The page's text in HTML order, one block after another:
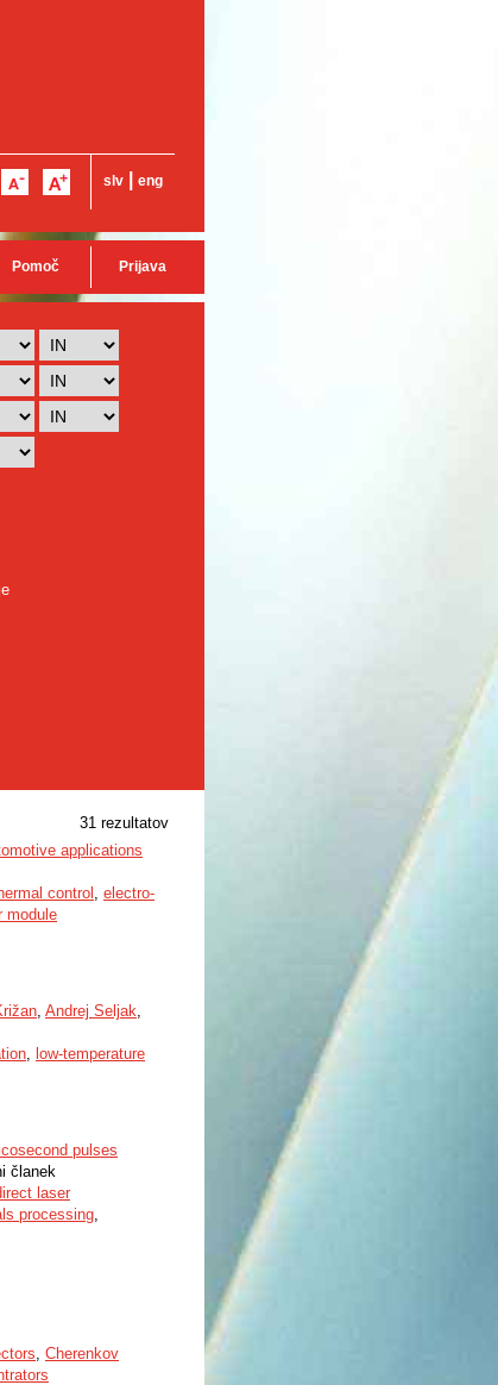
slv eng
Pomoč Prijava
31 rezultatov
applications
control , electro-
module
, Andrej Seljak,
, low-temperature
pulses
članek
laser
processing,
, Cherenkov